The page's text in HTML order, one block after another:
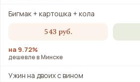
Бигмак + картошка + кола
543 руб.
на 9.72%
дешевле в Минске
Ужин на двоих с вином